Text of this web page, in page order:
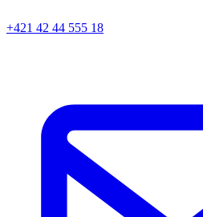
+421 42 44 555 18